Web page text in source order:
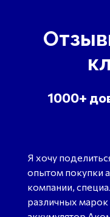
1000+
Я хочу
опытом покупки
компании,
различных